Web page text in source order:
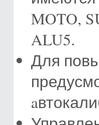
MOTO,
ALU5.
Для